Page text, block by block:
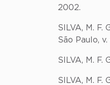
2002.
SILVA, M. F.
São Paulo,
SILVA, M. F.
SILVA, M. F.